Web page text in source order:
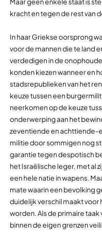
kracht en tegen de rest van
In haar Griekse oorsprong
voor de mannen die te land
verdedigen in de
konden kiezen wanneer en
stadsrepublieken van het
keuze tussen een
neerkomen op de keuze
onderwerping aan het
zeventiende en achttiende-
militie door sommigen nog
garantie tegen despotisch
het Israëlische leger, met al
een hele natie in wapens.
mate waarin een bevolking
duidelijk verschil maakt voor
worden. Als de primaire taak
binnen de eigen grenzen